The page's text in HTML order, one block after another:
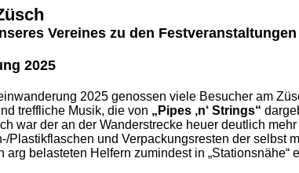
Vereines zu den Festveranstaltungen
2025
2025 genossen viele Besucher am
treffliche Musik, die von „Pipes ‚n‘ Strings“
war der an der Wanderstrecke heuer deutlich
Plastikflaschen und Verpackungsresten der selbst
arg belasteten Helfern zumindest in „Stationsnähe“